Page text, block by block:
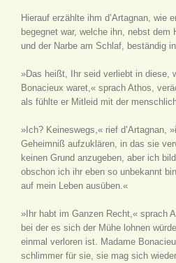
Hierauf erzählte ihm d’Artagnan, wie
begegnet war, welche ihn, nebst dem
und der Narbe am Schlaf, beständig
»Das heißt, Ihr seid verliebt in diese,
Bonacieux waret,« sprach Athos,
als fühlte er Mitleid mit der
»Ich? Keineswegs,« rief d’Artagnan,
Geheimniß aufzuklären, in das sie
keinen Grund anzugeben, aber ich
obschon ich ihr eben so unbekannt
auf mein Leben ausüben.«
»Ihr habt im Ganzen Recht,« sprach
bei der es sich der Mühe lohnen
einmal verloren ist. Madame
schlimmer für sie, sie mag sich